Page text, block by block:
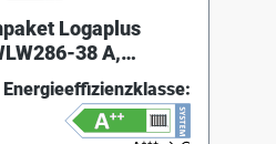
Logaplus
38 A,
Energieeffizienzklasse: